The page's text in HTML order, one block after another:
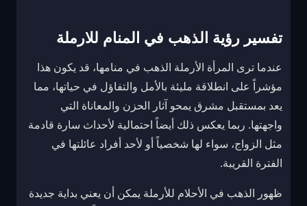
تفسير رؤية الذهب في المنام للارملة
عندما ترى المرأة الأرملة الذهب في منامها، قد يكون هذا
مؤشراً على انطلاقة مليئة بالأمل والتفاؤل في حياتها، مما
يعد بمستقبل مشرق يمحو آثار الحزن والمعاناة التي
واجهتها. ربما يعكس ذلك أيضاً احتمالية لأحداث سارة قادمة
مثل الزواج، سواء لها شخصياً أو لأحد أفراد عائلتها في
الفترة القريبة.
ظهور الذهب في الأحلام للأرملة يمكن أن يعني بداية جديدة